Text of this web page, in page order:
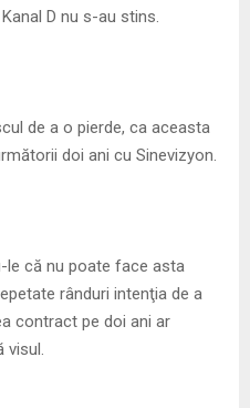
D nu s-au stins.
de a o pierde, ca aceasta
doi ani cu Sinevizyon.
le că nu poate face asta
rânduri intenţia de a
contract pe doi ani ar